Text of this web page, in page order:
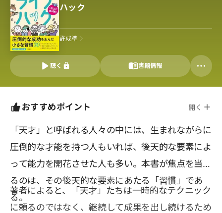
ハック
許成準
聴く 書籍情報
おすすめポイント 開く
「天才」と呼ばれる人々の中には、生まれながらに
圧倒的な才能を持つ人もいれば、後天的な要素によ
って能力を開花させた人も多い。本書が焦点を当て
るのは、その後天的な要素にあたる「習慣」であ
る。
著者によると、「天才」たちは一時的なテクニック
に頼るのではなく、継続して成果を出し続けるため